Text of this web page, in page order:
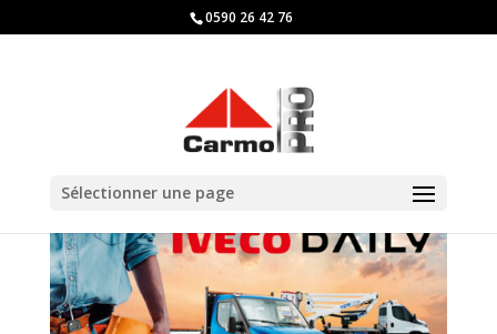
0590 26 42 76
Sélectionner une page